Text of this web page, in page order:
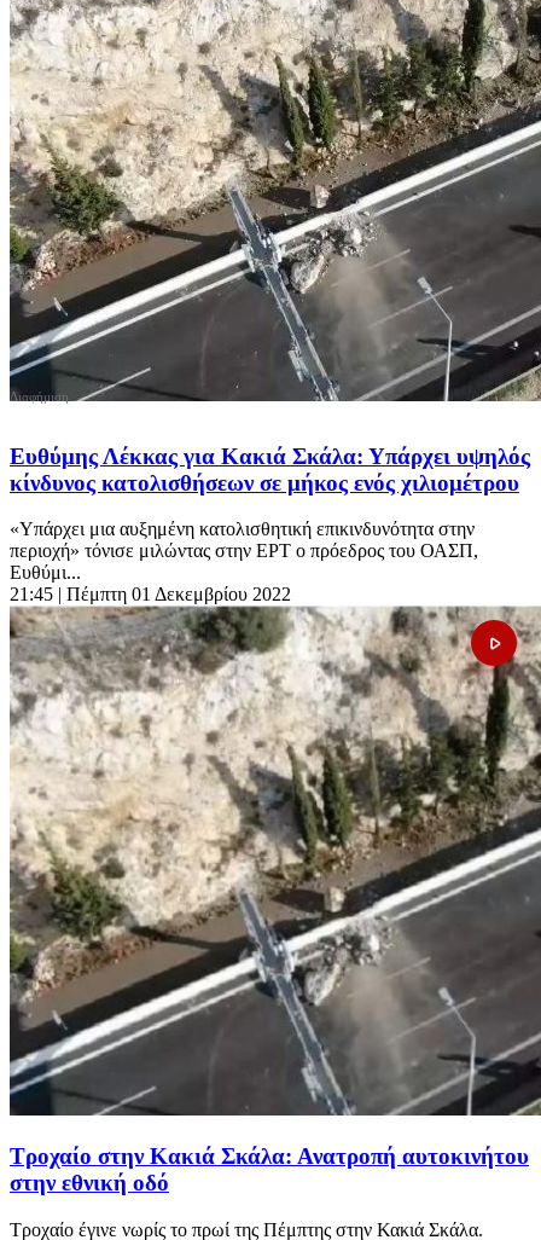
Ευθύμης Λέκκας για Κακιά Σκάλα: Υπάρχει υψηλός
κίνδυνος κατολισθήσεων σε μήκος ενός χιλιομέτρου
«Yπάρχει μια αυξημένη κατολισθητική επικινδυνότητα στην
περιοχή» τόνισε μιλώντας στην ΕΡΤ o πρόεδρος του ΟΑΣΠ,
Ευθύμι...
21:45 | Πέμπτη 01 Δεκεμβρίου 2022
Τροχαίο στην Κακιά Σκάλα: Ανατροπή αυτοκινήτου
στην εθνική οδό
Τροχαίο έγινε νωρίς το πρωί της Πέμπτης στην Κακιά Σκάλα.